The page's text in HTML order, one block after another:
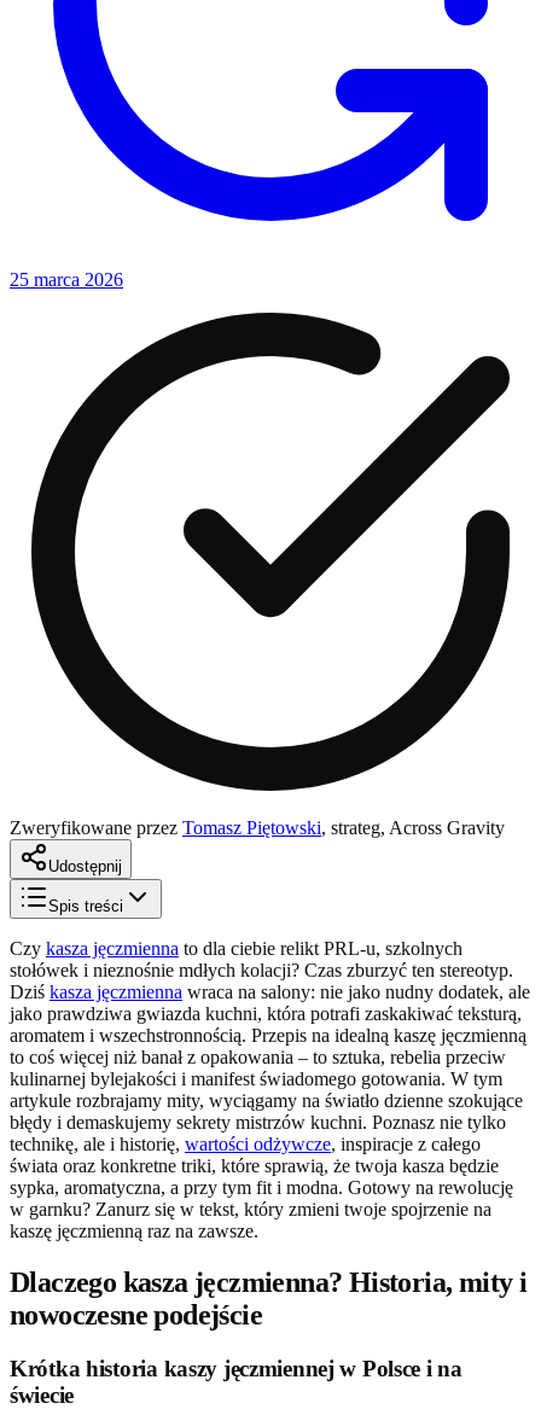
25 marca 2026
Zweryfikowane przez Tomasz Piętowski, strateg, Across Gravity
Udostępnij
Spis treści
Czy kasza jęczmienna to dla ciebie relikt PRL-u, szkolnych
stołówek i nieznośnie mdłych kolacji? Czas zburzyć ten stereotyp.
Dziś kasza jęczmienna wraca na salony: nie jako nudny dodatek, ale
jako prawdziwa gwiazda kuchni, która potrafi zaskakiwać teksturą,
aromatem i wszechstronnością. Przepis na idealną kaszę jęczmienną
to coś więcej niż banał z opakowania – to sztuka, rebelia przeciw
kulinarnej bylejakości i manifest świadomego gotowania. W tym
artykule rozbrajamy mity, wyciągamy na światło dzienne szokujące
błędy i demaskujemy sekrety mistrzów kuchni. Poznasz nie tylko
technikę, ale i historię, wartości odżywcze, inspiracje z całego
świata oraz konkretne triki, które sprawią, że twoja kasza będzie
sypka, aromatyczna, a przy tym fit i modna. Gotowy na rewolucję
w garnku? Zanurz się w tekst, który zmieni twoje spojrzenie na
kaszę jęczmienną raz na zawsze.
Dlaczego kasza jęczmienna? Historia, mity i
nowoczesne podejście
Krótka historia kaszy jęczmiennej w Polsce i na
świecie